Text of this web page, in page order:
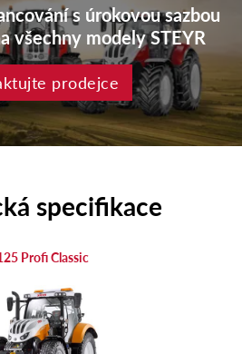
s úrokovou sazbou
všechny modely STEYR
prodejce
specifikace
Profi Classic